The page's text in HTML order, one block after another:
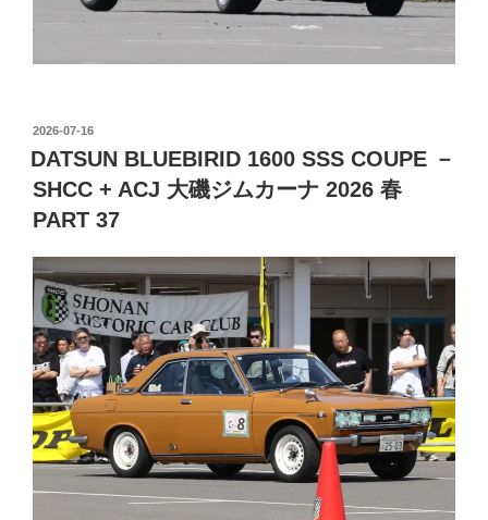
投
稿
日:
2026-07-16
DATSUN BLUEBIRID 1600 SSS COUPE －
SHCC + ACJ 大磯ジムカーナ 2026 春
PART 37